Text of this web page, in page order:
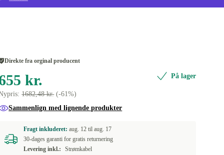
Direkte fra orginal producent
kr.
1682,48 kr.(-61%)
På lager
Sammenlign med lignende produkter
Fragt inkluderet:aug. 12 tilaug. 17
30-dages garanti for gratis returnering
Levering inkl.:
Strømkabel